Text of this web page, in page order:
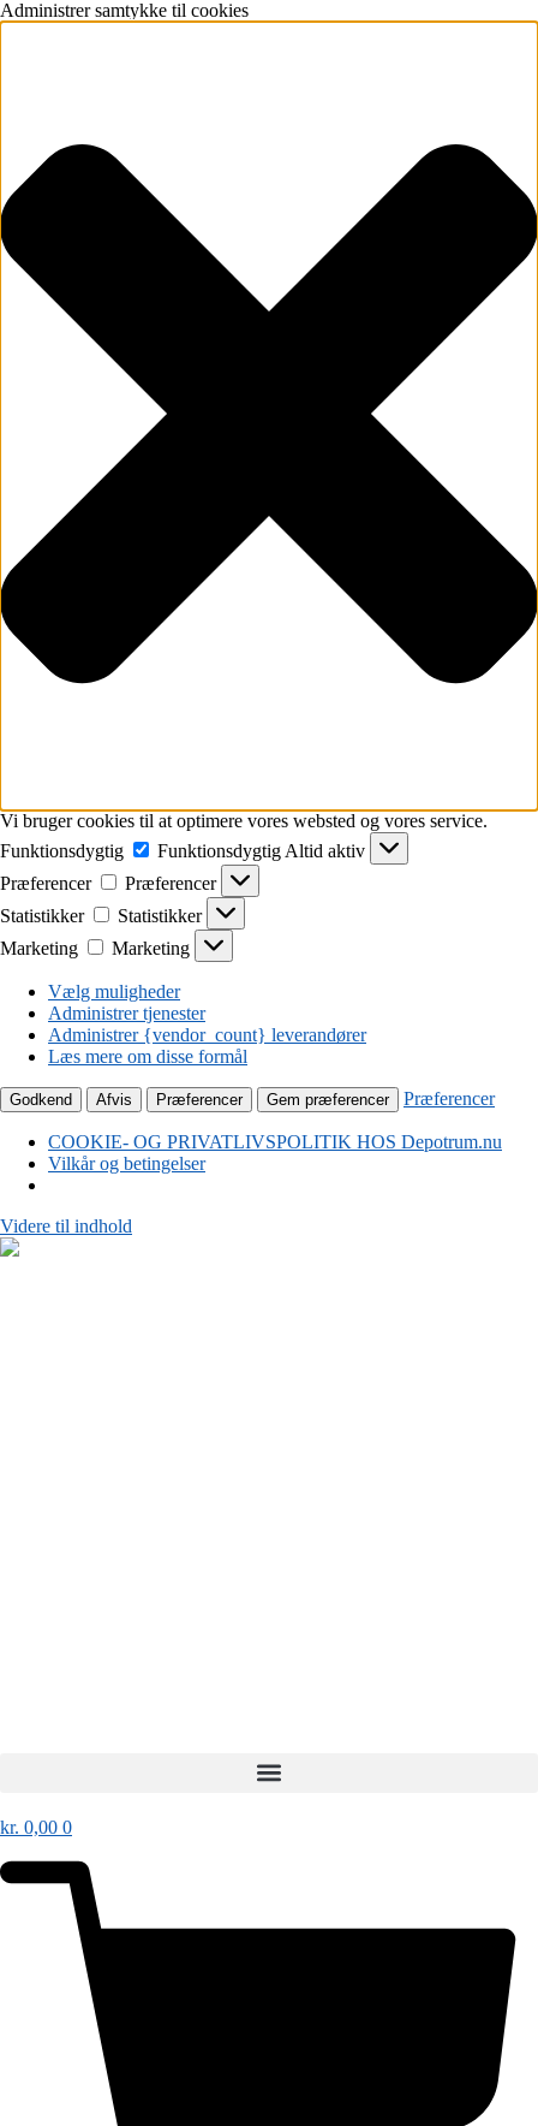
Administrer samtykke til cookies
Vi bruger cookies til at optimere vores websted og vores service.
Funktionsdygtig
Funktionsdygtig Altid aktiv
Præferencer
Præferencer
Statistikker
Statistikker
Marketing
Marketing
Vælg muligheder
Administrer tjenester
Administrer {vendor_count} leverandører
Læs mere om disse formål
Godkend Afvis Præferencer Gem præferencer Præferencer
COOKIE- OG PRIVATLIVSPOLITIK HOS Depotrum.nu
Vilkår og betingelser
Videre til indhold
kr. 0,00 0